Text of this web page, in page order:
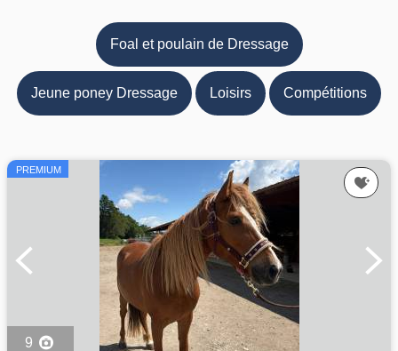
Foal et poulain de Dressage
Jeune poney Dressage Loisirs Compétitions
PREMIUM
9